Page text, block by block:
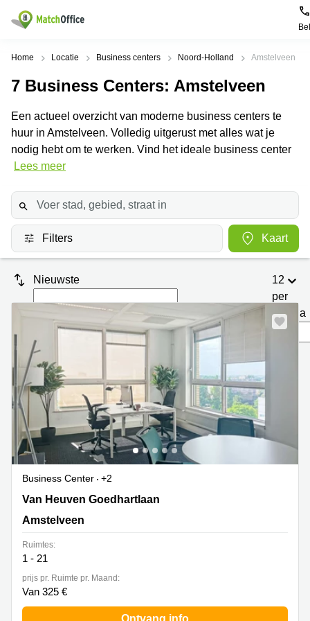
Bel
Huren / Verhuren
Productpagina's
Kantoorruimten
Business
Centers
Coworking
Vergaderruimten
Virtueel
Kantoor
Populaire
Alkmaar
Amsterdam
Oost
Amsterdam
Westpoort
Bergen
op
Zoom
Amersfoort
Breda
Hengelo
Hilversum
Hoofddorp
Deventer
Rotterdam
Tiel
Tilburg
Westpoort
Populaire
Kantoorruimte
in Breda
Kantoor
Bergen
op
Zoom
Kantoor
huren
Kantoor
huren
Reeuwijk
Business
center
Arnhem
Business
center
Amsterdam
Westpoort
Business
center
center
Haag
space
Breda
Help
Over ons
Voeg je kantoorruimte toe
Huurprijs
Log in
Home Locatie Business centers Noord-Holland Amstelveen
7 Business Centers: Amstelveen
Een actueel overzicht van moderne business centers te
huur in Amstelveen. Volledig uitgerust met alles wat je
nodig hebt om te werken. Vind het ideale business center
Lees meer
Filters Kaart
Nieuwste
12
per
pagina
Business Center
+2
Van Heuven Goedhartlaan 13D, Amstelveen
Van Heuven Goedhartlaan
Amstelveen
Ruimtes:
1 - 21
prijs pr. Ruimte pr. Maand:
Van 325 €
Ontvang info